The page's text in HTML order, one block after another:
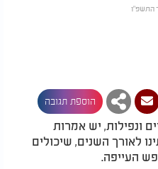
הוספת תגובה
ונפילות, יש אמרות
לאורך השנים, שיכולים
העייפה.